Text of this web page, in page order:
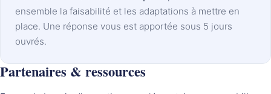
ensemble la faisabilité et les adaptations à mettre en
place. Une réponse vous est apportée sous 5 jours
ouvrés.
Partenaires & ressources